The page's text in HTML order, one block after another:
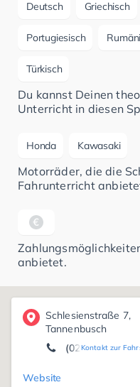
Deutsch Griechisch
Portugiesisch
Türkisch
Du kannst Deinen
Unterricht in diesen
Honda Kawasaki
Motorräder, die die
Fahrunterricht
anbietet.
Schlesienstraße 7,
Tannenbusch
Kontakt zur
(0228) 96 16
Website